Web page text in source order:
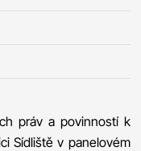
práv a povinností k
Sídliště v panelovém